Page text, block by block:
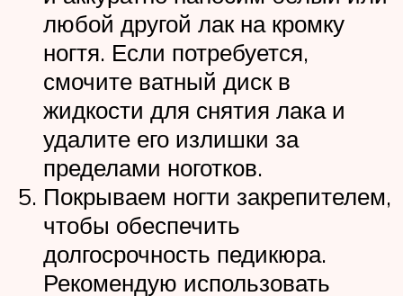
любой другой лак на кромку
ногтя. Если потребуется,
смочите ватный диск в
жидкости для снятия лака и
удалите его излишки за
пределами ноготков.
Покрываем ногти закрепителем,
чтобы обеспечить
долгосрочность педикюра.
Рекомендую использовать